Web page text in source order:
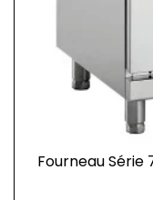
Fourneau Série